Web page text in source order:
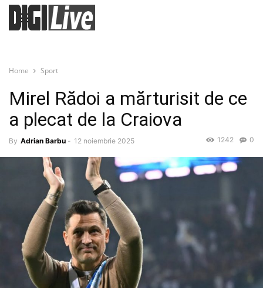
Home Sport
Mirel Rădoi a mărturisit de ce
a plecat de la Craiova
By Adrian Barbu - 12 noiembrie 2025 0
1242